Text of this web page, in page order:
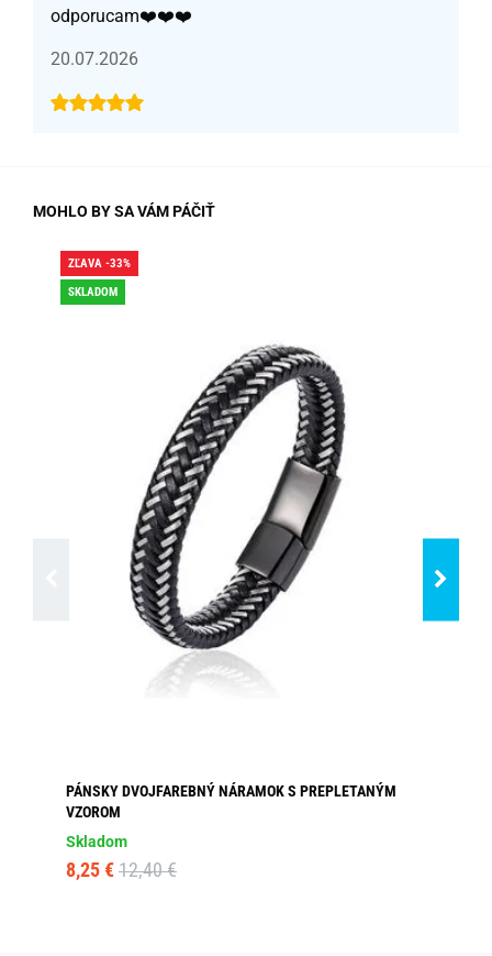
odporucam❤️❤️❤️
20.07.2026
MOHLO BY SA VÁM PÁČIŤ
ZĽAVA -33%
SKLADOM
PÁNSKY DVOJFAREBNÝ NÁRAMOK S PREPLETANÝM
VZOROM
Skladom
8,25 € 12,40 €